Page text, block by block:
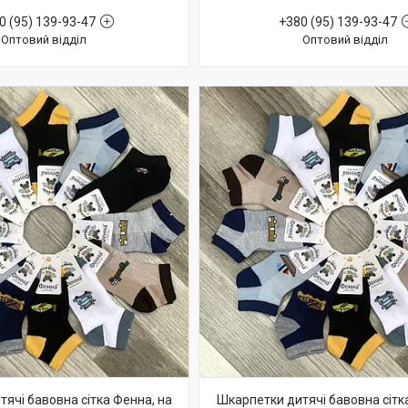
(95) 139-93-47
Оптовий відділ
+380 (95) 139-93-47
Оптовий відділ
бавовна сітка Фенна, на Шкарпетки дитячі бавовна